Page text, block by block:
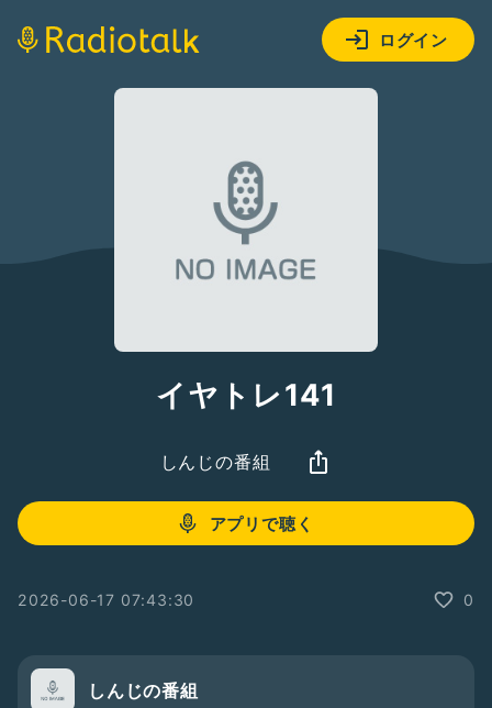
ログイン
イヤトレ141
しんじの番組
アプリで聴く
2026-06-17 07:43:30 0
しんじの番組